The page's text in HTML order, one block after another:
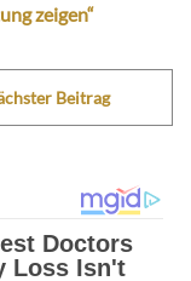
zeigen“
Beitrag